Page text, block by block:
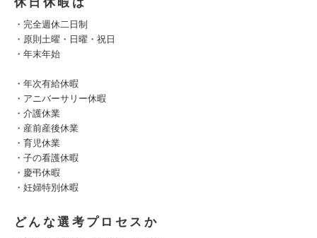
・完全週休二日制
・原則土曜・日曜・祝日
・年末年始
・年次有給休暇
・アニバーサリー休暇
・介護休業
・産前産後休業
・育児休業
・子の看護休暇
・慶弔休暇
・妊婦特別休暇
どんな選考プロセスか